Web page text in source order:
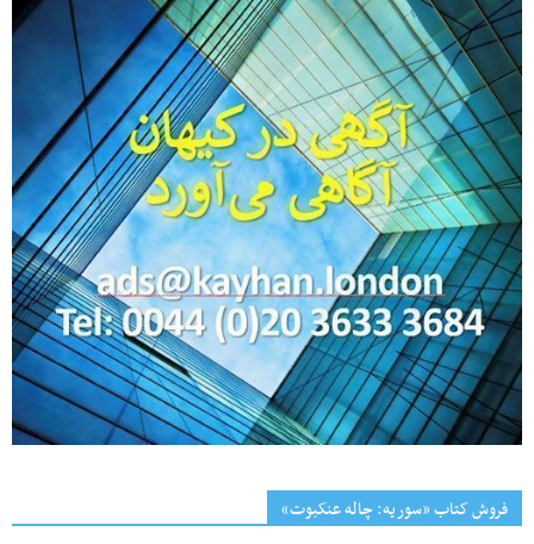
فروش کتاب «سوریه: چاله عنکبوت»